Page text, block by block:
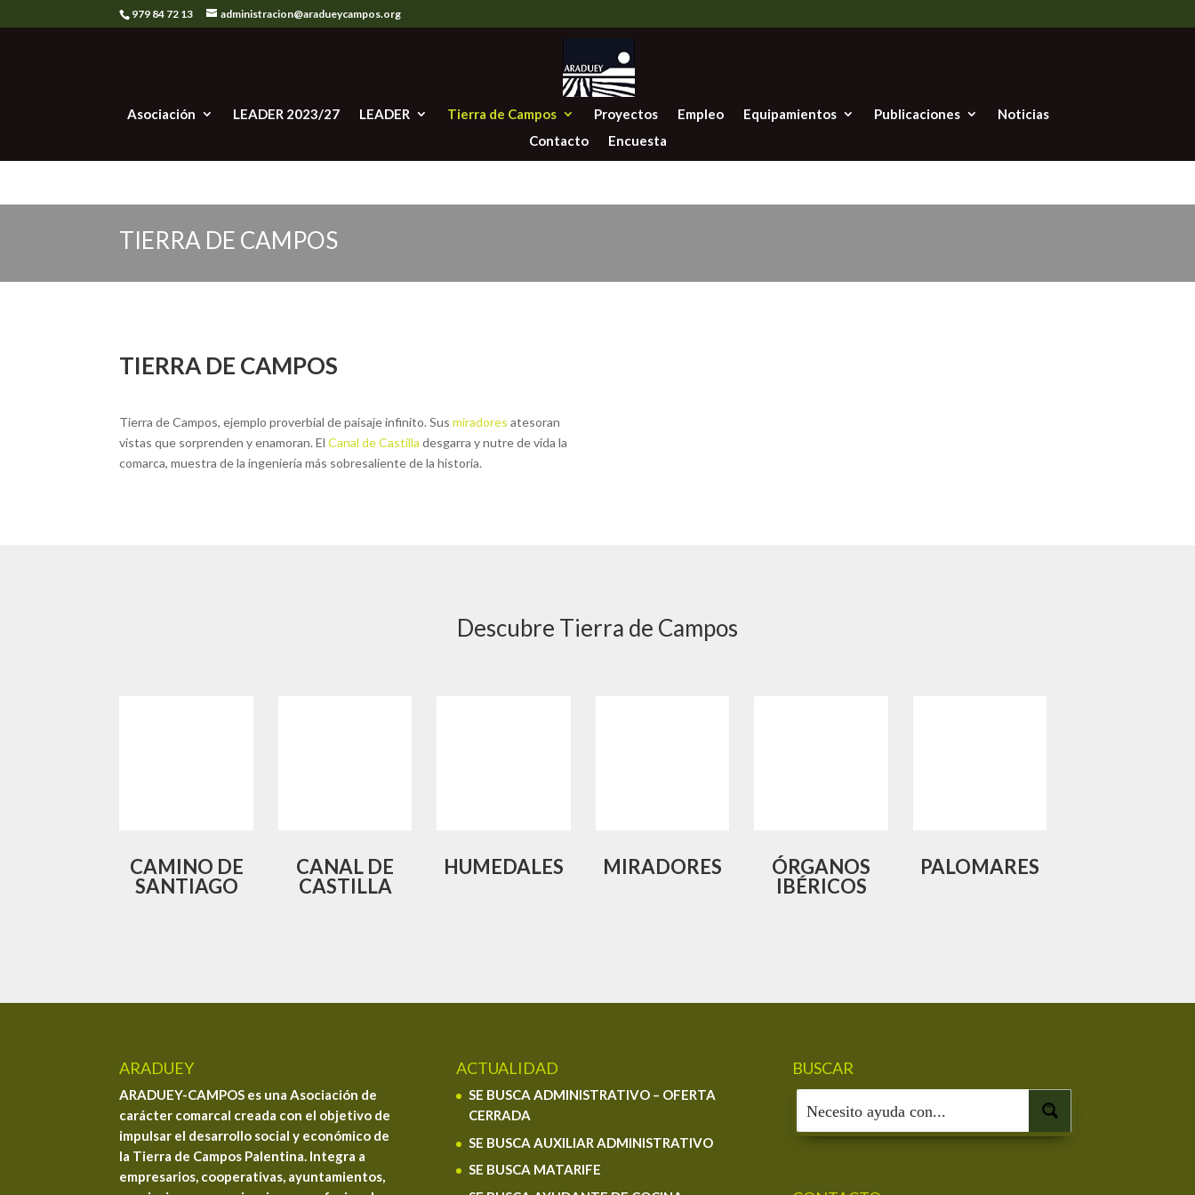
979 84 72 13 administracion@aradueycampos.org
Asociación LEADER 2023/27 LEADER Tierra de Campos Proyectos Empleo Equipamientos Publicaciones
Noticias
Contacto
Encuesta
TIERRA DE CAMPOS
TIERRA DE CAMPOS
Tierra de Campos, ejemplo proverbial de paisaje infinito. Susmiradores atesoran
vistas que sorprenden y enamoran. ElCanal de Castilla desgarra y nutre de vida la
comarca, muestra de la ingeniería más sobresaliente de la historia.
Descubre Tierra de Campos
CAMINO DE
SANTIAGO
CANAL DE
CASTILLA
HUMEDALES MIRADORES
ÓRGANOS
IBÉRICOS
PALOMARES
ARADUEY
ARADUEY-CAMPOS es una Asociación de
carácter comarcal creada con el objetivo de
impulsar el desarrollo social y económico de
la Tierra de Campos Palentina. Integra a
empresarios, cooperativas, ayuntamientos,
ACTUALIDAD
SE BUSCA ADMINISTRATIVO – OFERTA
CERRADA
SE BUSCA AUXILIAR ADMINISTRATIVO
SE BUSCA MATARIFE
BUSCAR